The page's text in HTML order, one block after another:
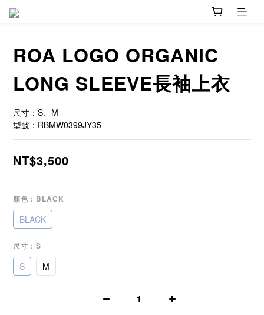
ROA LOGO ORGANIC
LONG SLEEVE長袖上衣
尺寸：S、M
型號：RBMW0399JY35
NT$3,500
顏色 : BLACK
BLACK
尺寸 : S
S M